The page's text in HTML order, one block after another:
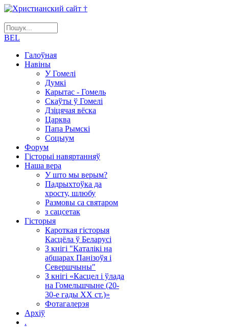
BEL
Галоўная
Навіны
У Гомелі
Думкі
Карытас - Гомель
Скаўты ў Гомелі
Дзіцячая вёска
Царква
Папа Рымскі
Соцыум
Форум
Гісторыі навяртанняў
Наша вера
У што мы верым?
Падрыхтоўка да
хросту, шлюбу
Размовы са святаром
з сацсетак
Гісторыя
Кароткая гісторыя
Касцёла ў Беларусі
З кнігі "Каталікі на
абшарах Панізоўя і
Севершчыны"
З кнігі «Касцел і ўлада
на Гомельшчыне (20-
30-е гады ХХ ст.)»
Фотагалерэя
Архіў
.